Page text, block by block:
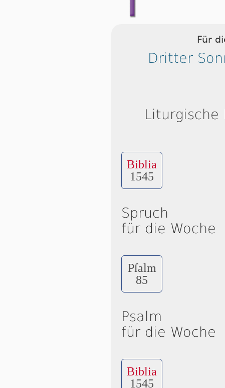
Für
Dritter
Liturgische
Biblia
1545
Spruch
für die Woche
Pſalm
85
Psalm
für die Woche
Biblia
1545